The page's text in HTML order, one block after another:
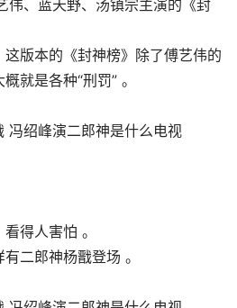
伟、蓝天野、汤镇宗主演的《封
版本的《封神榜》除了傅艺伟的
就是各种“刑罚” 。
得人害怕 。
二郎神杨戬登场 。